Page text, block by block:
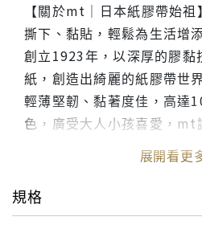
【關於mt｜日本紙膠帶始祖】
撕下、黏貼，輕鬆為生活增
創立1923年，以深厚的膠黏
紙，創造出綺麗的紙膠帶世
輕薄堅韌、黏著度佳，高達
色，廣受大人小孩喜愛，mt
從裝飾文具、禮物包裝到空
造繽紛世界，mt商品在全球
窮樂趣和驚喜！
展開看更
規格